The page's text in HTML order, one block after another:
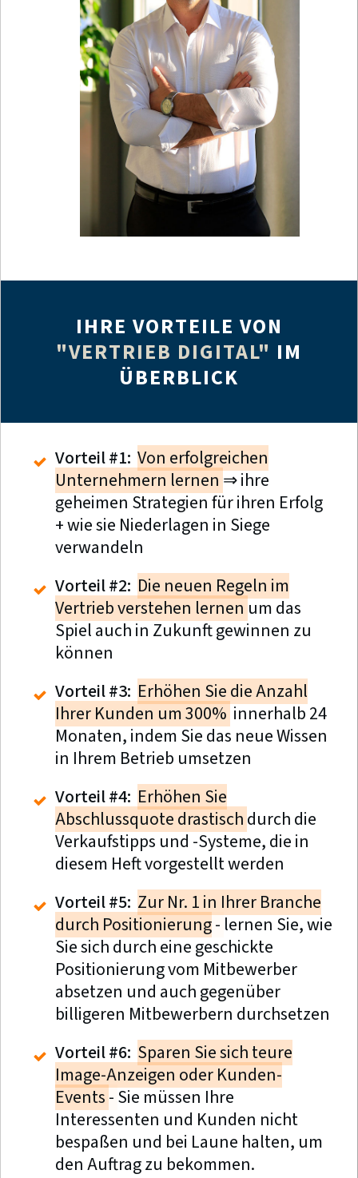
IHRE VORTEILE VON
"VERTRIEB DIGITAL" IM
ÜBERBLICK
Vorteil #1: Von erfolgreichen
Unternehmern lernen ⇒ ihre
geheimen Strategien für ihren Erfolg
+ wie sie Niederlagen in Siege
verwandeln
Vorteil #2: Die neuen Regeln im
Vertrieb verstehen lernen um das
Spiel auch in Zukunft gewinnen zu
können
Vorteil #3: Erhöhen Sie die Anzahl
Ihrer Kunden um 300% innerhalb 24
Monaten, indem Sie das neue Wissen
in Ihrem Betrieb umsetzen
Vorteil #4: Erhöhen Sie
Abschlussquote drastischdurch die
Verkaufstipps und -Systeme, die in
diesem Heft vorgestellt werden
Vorteil #5: Zur Nr. 1 in Ihrer Branche
durch Positionierung- lernen Sie, wie
Sie sich durch eine geschickte
Positionierung vom Mitbewerber
absetzen und auch gegenüber
billigeren Mitbewerbern durchsetzen
Vorteil #6: Sparen Sie sich teure
Image-Anzeigen oder Kunden-
Events-Sie müssen Ihre
Interessenten und Kunden nicht
bespaßen und bei Laune halten, um
den Auftrag zu bekommen.